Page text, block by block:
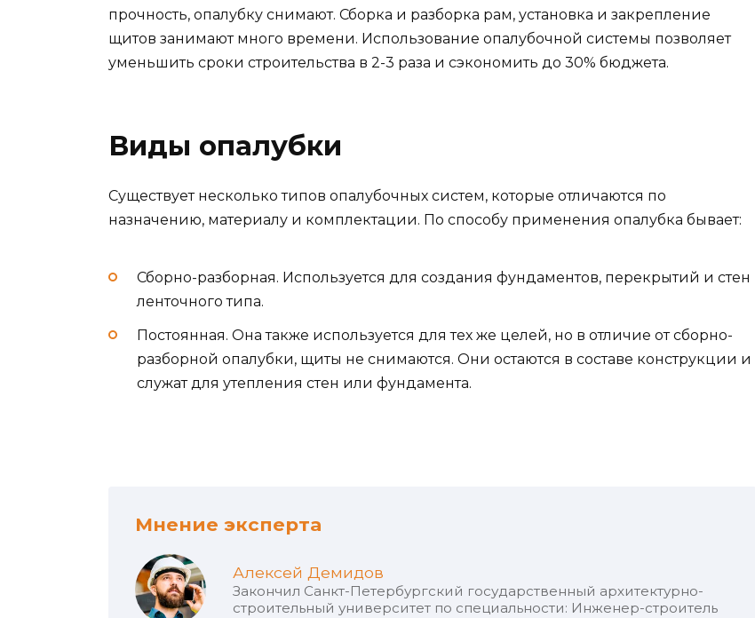
прочность, опалубку снимают. Сборка и разборка рам, установка и закрепление
щитов занимают много времени. Использование опалубочной системы позволяет
уменьшить сроки строительства в 2-3 раза и сэкономить до 30% бюджета.
Виды опалубки
Существует несколько типов опалубочных систем, которые отличаются по
назначению, материалу и комплектации. По способу применения опалубка бывает:
Сборно-разборная. Используется для создания фундаментов, перекрытий и стен
ленточного типа.
Постоянная. Она также используется для тех же целей, но в отличие от сборно-
разборной опалубки, щиты не снимаются. Они остаются в составе конструкции и
служат для утепления стен или фундамента.
Мнение эксперта
Алексей Демидов
Закончил Санкт-Петербургский государственный архитектурно-
строительный университет по специальности: Инженер-строитель